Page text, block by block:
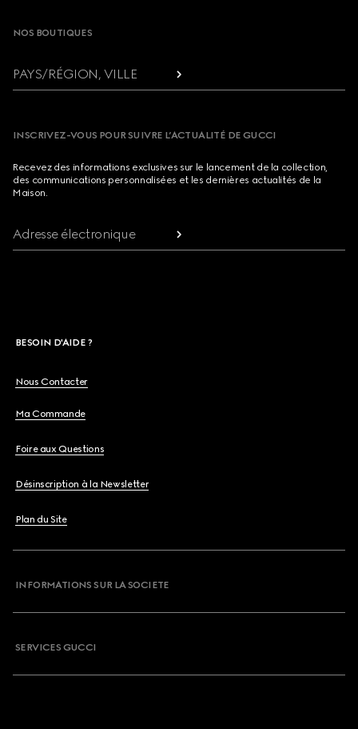
NOS BOUTIQUES
PAYS/RÉGION, VILLE
INSCRIVEZ-VOUS POUR SUIVRE L’ACTUALITÉ DE GUCCI
Recevez des informations exclusives sur le lancement de la collection,
des communications personnalisées et les dernières actualités de la
Maison.
Adresse électronique
BESOIN D'AIDE ?
Nous Contacter
Ma Commande
Foire aux Questions
Désinscription à la Newsletter
Plan du Site
INFORMATIONS SUR LA SOCIETE
SERVICES GUCCI